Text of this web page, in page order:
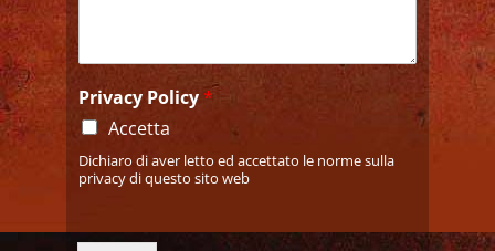
Privacy Policy *
Accetta
Dichiaro di aver letto ed accettato le norme sulla
privacy di questo sito web